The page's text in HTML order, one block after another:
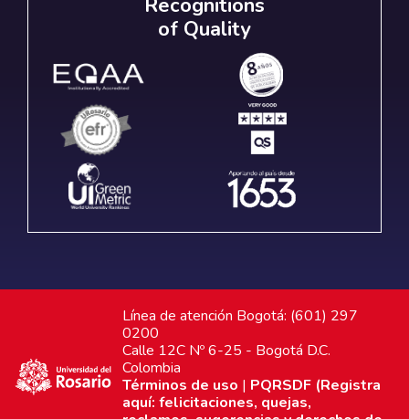
of Quality
Línea de atención Bogotá: (601) 297
0200
Calle 12C Nº 6-25 - Bogotá D.C.
Colombia
Términos de uso | PQRSDF (Registra
aquí: felicitaciones, quejas,